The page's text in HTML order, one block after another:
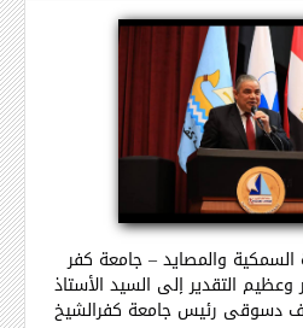
السمكية والمصايد – جامعة كفر
التقدير إلى السيد الأستاذ
دسوقى رئيس جامعة كفرالشيخ